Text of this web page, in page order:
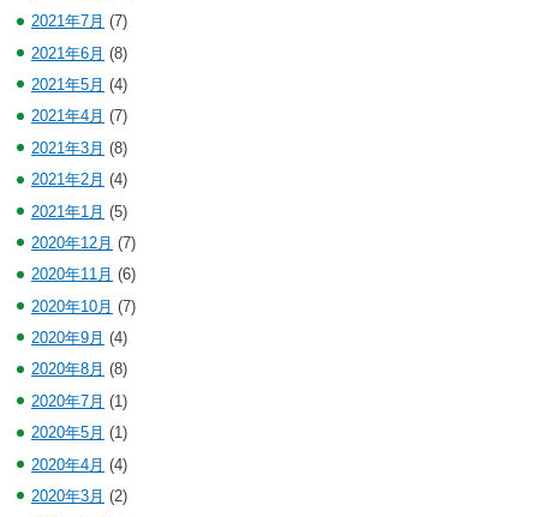
2021年7月 (7)
2021年6月 (8)
2021年5月 (4)
2021年4月 (7)
2021年3月 (8)
2021年2月 (4)
2021年1月 (5)
2020年12月 (7)
2020年11月 (6)
2020年10月 (7)
2020年9月 (4)
2020年8月 (8)
2020年7月 (1)
2020年5月 (1)
2020年4月 (4)
2020年3月 (2)